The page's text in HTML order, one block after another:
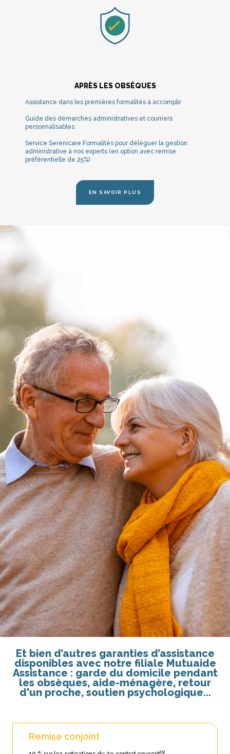
APRÈS LES OBSÈQUES
Assistance dans les premières formalités à accomplir
Guide des démarches administratives et courriers
personnalisables
Service Serenicare Formalités pour déléguer la gestion
administrative à nos experts (en option avec remise
préférentielle de 25%)
EN SAVOIR PLUS
Et bien d’autres garanties d’assistance
disponibles avec notre filiale Mutuaide
Assistance : garde du domicile pendant
les obsèques, aide-ménagère, retour
d'un proche, soutien psychologique...
Remise conjoint
(5)